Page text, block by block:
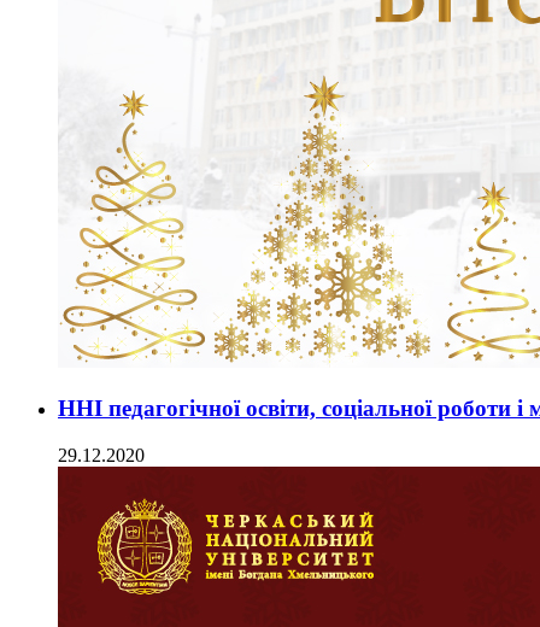
ННІ педагогічної освіти, соціальної роботи
29.12.2020